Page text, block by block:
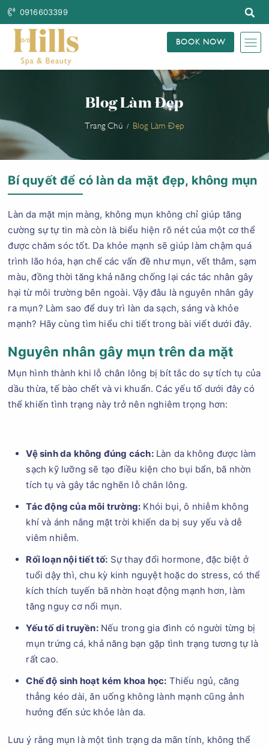
0916603399
BOOK NOW
Blog Làm Đẹp
Trang Chủ Blog Làm Đẹp
Bí quyết để có làn da mặt đẹp, không mụn
Làn da mặt mịn màng, không mụn không chỉ giúp tăng
cường sự tự tin mà còn là biểu hiện rõ nét của một cơ thể
được chăm sóc tốt. Da khỏe mạnh sẽ giúp làm chậm quá
trình lão hóa, hạn chế các vấn đề như mụn, vết thâm, sạm
màu, đồng thời tăng khả năng chống lại các tác nhân gây
hại từ môi trường bên ngoài. Vậy đâu là nguyên nhân gây
ra mụn? Làm sao để duy trì làn da sạch, sáng và khỏe
mạnh? Hãy cùng tìm hiểu chi tiết trong bài viết dưới đây.
Nguyên nhân gây mụn trên da mặt
Mụn hình thành khi lỗ chân lông bị bít tắc do sự tích tụ của
dầu thừa, tế bào chết và vi khuẩn. Các yếu tố dưới đây có
thể khiến tình trạng này trở nên nghiêm trọng hơn:
Vệ sinh da không đúng cách:Làn da không được làm
sạch kỹ lưỡng sẽ tạo điều kiện cho bụi bẩn, bã nhờn
tích tụ và gây tắc nghẽn lỗ chân lông.
Tác động của môi trường: Khói bụi, ô nhiễm không
khí và ánh nắng mặt trời khiến da bị suy yếu và dễ
viêm nhiễm.
Rối loạn nội tiết tố: Sự thay đổi hormone, đặc biệt ở
tuổi dậy thì, chu kỳ kinh nguyệt hoặc do stress, có thể
kích thích tuyến bã nhờn hoạt động mạnh hơn, làm
tăng nguy cơ nổi mụn.
Yếu tố di truyền:Nếu trong gia đình có người từng bị
mụn trứng cá, khả năng bạn gặp tình trạng tương tự là
rất cao.
Chế độ sinh hoạt kém khoa học: Thiếu ngủ, căng
thẳng kéo dài, ăn uống không lành mạnh cũng ảnh
hưởng đến sức khỏe làn da.
Lưu ý rằng mụn là một tình trạng da mãn tính, không thể